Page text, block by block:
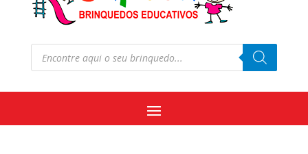
Pesquisar
produtos